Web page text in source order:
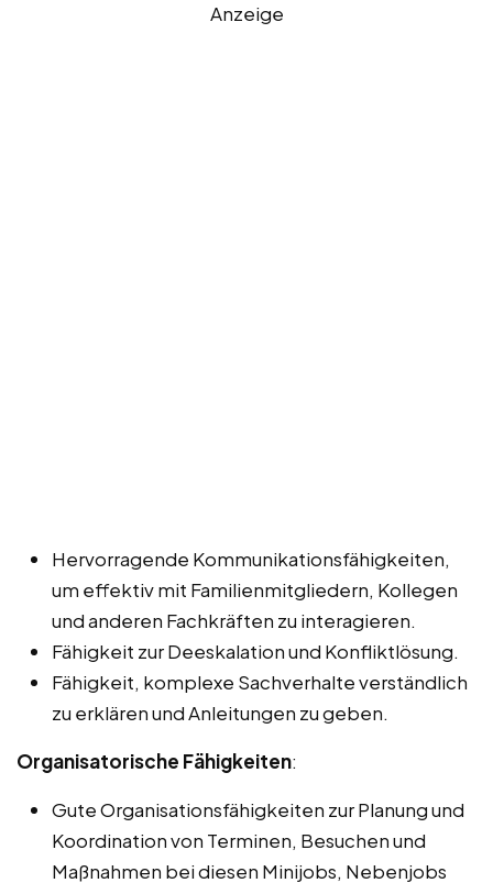
Anzeige
Hervorragende Kommunikationsfähigkeiten,
um effektiv mit Familienmitgliedern, Kollegen
und anderen Fachkräften zu interagieren.
Fähigkeit zur Deeskalation und Konfliktlösung.
Fähigkeit, komplexe Sachverhalte verständlich
zu erklären und Anleitungen zu geben.
Organisatorische Fähigkeiten:
Gute Organisationsfähigkeiten zur Planung und
Koordination von Terminen, Besuchen und
Maßnahmen bei diesen Minijobs, Nebenjobs